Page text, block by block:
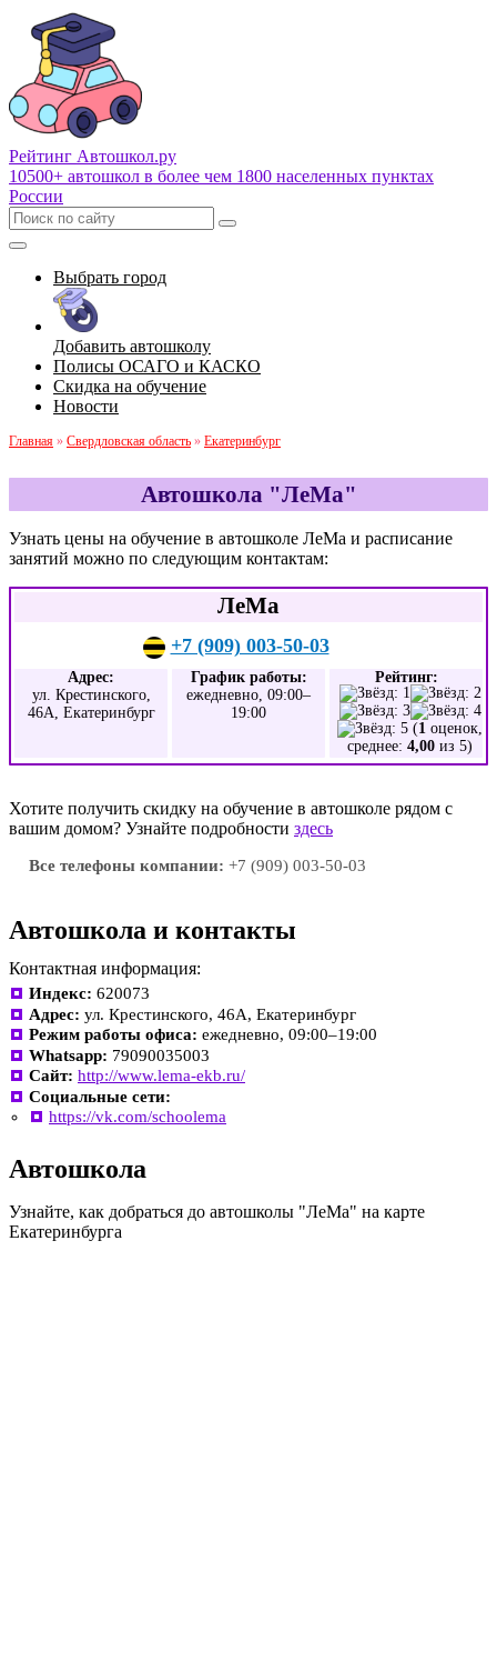
Рейтинг Автошкол.ру
10500+ автошкол в более чем 1800 населенных пунктах
России
Выбрать город
Добавить автошколу
Полисы ОСАГО и КАСКО
Скидка на обучение
Новости
Главная » Свердловская область » Екатеринбург
Автошкола "ЛеМа"
Узнать цены на обучение в автошколе ЛеМа и расписание
занятий можно по следующим контактам:
ЛеМа
+7 (909) 003-50-03
Адрес:
ул. Крестинского,
46А, Екатеринбург
График работы:
ежедневно, 09:00–
19:00
Рейтинг:
(1 оценок,
среднее: 4,00 из 5)
Хотите получить скидку на обучение в автошколе рядом с
вашим домом? Узнайте подробности здесь
Все телефоны компании: +7 (909) 003-50-03
Автошкола и контакты
Контактная информация:
Индекс: 620073
Адрес: ул. Крестинского, 46А, Екатеринбург
Режим работы офиса: ежедневно, 09:00–19:00
Whatsapp: 79090035003
Сайт: http://www.lema-ekb.ru/
Социальные сети:
https://vk.com/schoolema
Автошкола
Узнайте, как добраться до автошколы "ЛеМа" на карте
Екатеринбурга